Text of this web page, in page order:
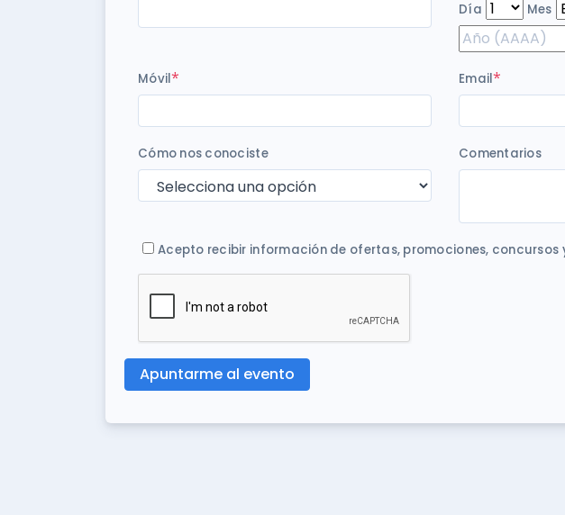
Día Mes
Móvil* Email*
Cómo nos conociste Comentarios
Acepto recibir información de ofertas, promociones,
Apuntarme al evento